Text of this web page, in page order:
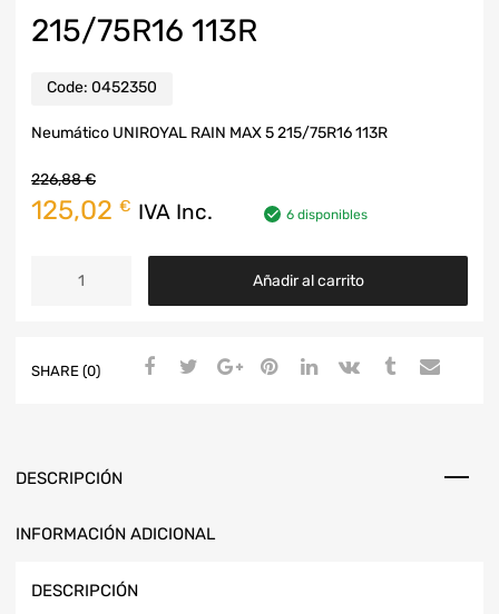
215/75R16 113R
Code: 0452350
Neumático UNIROYAL RAIN MAX 5 215/75R16 113R
226,88€
125,02 € IVA Inc. 6 disponibles
Añadir al carrito
SHARE (0)
DESCRIPCIÓN
INFORMACIÓN ADICIONAL
DESCRIPCIÓN